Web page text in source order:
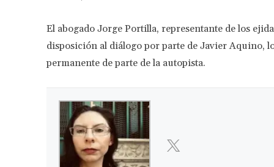
El abogado Jorge Portilla, representante de los
disposición al diálogo por parte de Javier Aquino,
permanente de parte de la autopista.